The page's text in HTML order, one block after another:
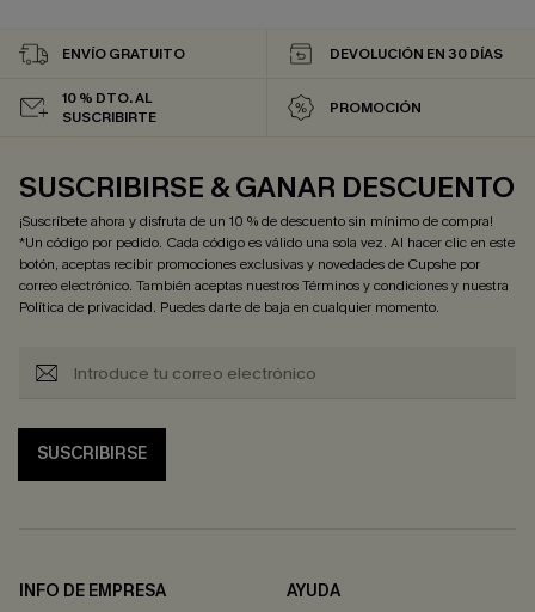
ENVÍO GRATUITO DEVOLUCIÓN EN 30 DÍAS
10 % DTO. AL
SUSCRIBIRTE
PROMOCIÓN
SUSCRIBIRSE & GANAR DESCUENTO
¡Suscríbete ahora y disfruta de un 10 % de descuento sin mínimo de compra!
*Un código por pedido. Cada código es válido una sola vez. Al hacer clic en este
botón, aceptas recibir promociones exclusivas y novedades de Cupshe por
correo electrónico. También aceptas nuestrosTérminos y condicionesy nuestra
Política de privacidad. Puedes darte de baja en cualquier momento.
SUSCRIBIRSE
INFO DE EMPRESA
AYUDA